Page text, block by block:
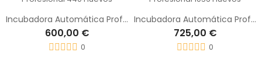
Incubadora Automática Profesional 440 Huevos
600,00 €
0
Incubadora Automática Profesional 1056 Huevos
725,00 €
0